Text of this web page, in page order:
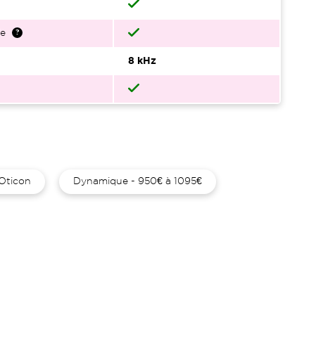
8 kHz
Dynamique - 950€ à 1095€